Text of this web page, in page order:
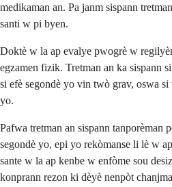
medikaman an. Pa janm sispann
santi w pi byen.
Doktè w la ap evalye pwogrè w
egzamen fizik. Tretman an ka sispann
si efè segondè yo vin twò grav, oswa
yo.
Pafwa tretman an sispann tanporèman
segondè yo, epi yo rekòmanse li lè w
sante w la ap kenbe w enfòme sou
konprann rezon ki dèyè nenpòt